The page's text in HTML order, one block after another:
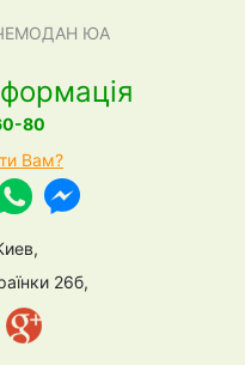
ЧЕМОДАН ЮА
80
Вам?
26б,